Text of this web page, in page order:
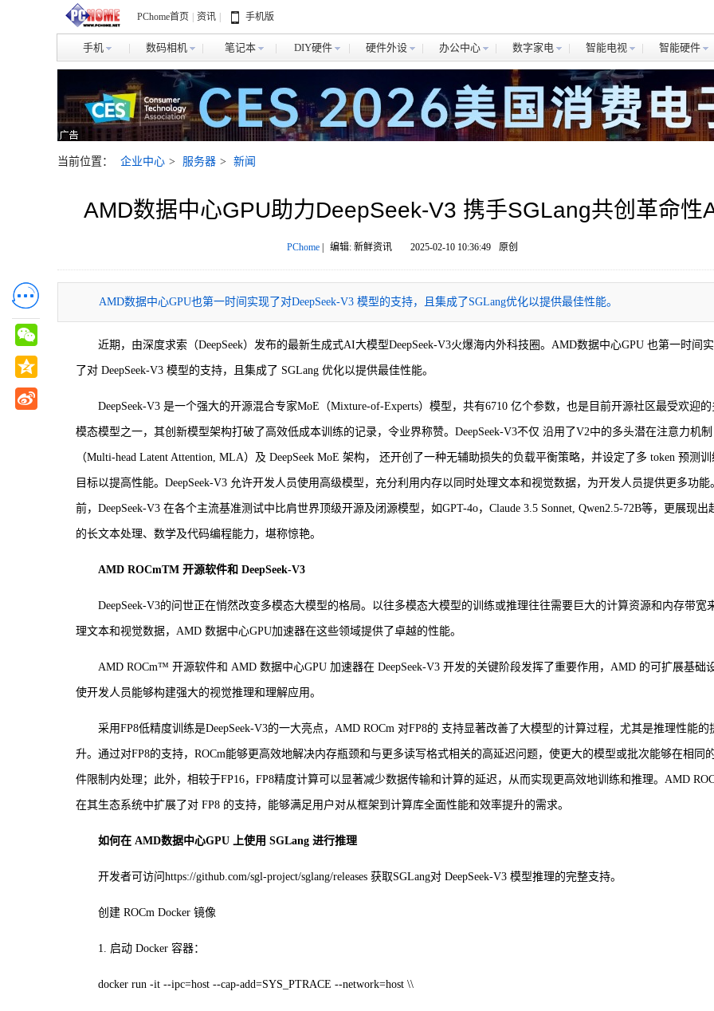
PChome首页 资讯 手机版
手机 数码相机 笔记本 DIY硬件 硬件外设 办公中心 数字家电 智能电视 智能硬件
当前位置： 企业中心 > 服务器 > 新闻
AMD数据中心GPU助力DeepSeek-V3 携手SGLang共创革命性
PChome| 编辑: 新鲜资讯 2025-02-10 10:36:49 原创
AMD数据中心GPU也第一时间实现了对DeepSeek-V3 模型的支持，且集成了SGLang优化以提供最佳性能。
近期，由深度求索（DeepSeek）发布的最新生成式AI大模型DeepSeek-V3火爆海内外科技圈。AMD数据中心GPU 也第一时间
了对 DeepSeek-V3 模型的支持，且集成了 SGLang 优化以提供最佳性能。
DeepSeek-V3 是一个强大的开源混合专家MoE（Mixture-of-Experts）模型，共有6710 亿个参数，也是目前开源社区最受欢迎的
模态模型之一，其创新模型架构打破了高效低成本训练的记录，令业界称赞。DeepSeek-V3不仅 沿用了V2中的多头潜在注意力机制
（Multi-head Latent Attention, MLA）及 DeepSeek MoE 架构， 还开创了一种无辅助损失的负载平衡策略，并设定了多 token 预测训
目标以提高性能。DeepSeek-V3 允许开发人员使用高级模型，充分利用内存以同时处理文本和视觉数据，为开发人员提供更多功能
前，DeepSeek-V3 在各个主流基准测试中比肩世界顶级开源及闭源模型，如GPT-4o，Claude 3.5 Sonnet, Qwen2.5-72B等，更展现出
的长文本处理、数学及代码编程能力，堪称惊艳。
AMD ROCmTM 开源软件和 DeepSeek-V3
DeepSeek-V3的问世正在悄然改变多模态大模型的格局。以往多模态大模型的训练或推理往往需要巨大的计算资源和内存带宽
理文本和视觉数据，AMD 数据中心GPU加速器在这些领域提供了卓越的性能。
AMD ROCm™ 开源软件和 AMD 数据中心GPU 加速器在 DeepSeek-V3 开发的关键阶段发挥了重要作用，AMD 的可扩展基础
使开发人员能够构建强大的视觉推理和理解应用。
采用FP8低精度训练是DeepSeek-V3的一大亮点，AMD ROCm 对FP8的 支持显著改善了大模型的计算过程，尤其是推理性能的
升。通过对FP8的支持，ROCm能够更高效地解决内存瓶颈和与更多读写格式相关的高延迟问题，使更大的模型或批次能够在相同
件限制内处理；此外，相较于FP16，FP8精度计算可以显著减少数据传输和计算的延迟，从而实现更高效地训练和推理。AMD
在其生态系统中扩展了对 FP8 的支持，能够满足用户对从框架到计算库全面性能和效率提升的需求。
如何在 AMD数据中心GPU 上使用 SGLang 进行推理
开发者可访问https://github.com/sgl-project/sglang/releases 获取SGLang对 DeepSeek-V3 模型推理的完整支持。
创建 ROCm Docker 镜像
1. 启动 Docker 容器：
docker run -it --ipc=host --cap-add=SYS_PTRACE --network=host \\